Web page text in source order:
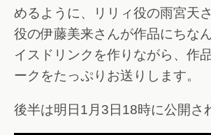
めるように、リリィ役の雨宮天
役の伊藤美来さんが作品にちな
イスドリンクを作りながら、作
ークをたっぷりお送りします。
後半は明日1月3日18時に公開さ